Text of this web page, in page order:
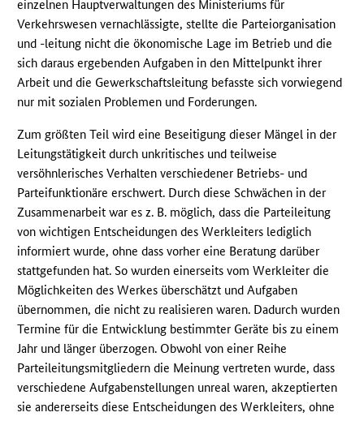
einzelnen Hauptverwaltungen des Ministeriums für
Verkehrswesen vernachlässigte, stellte die Parteiorganisation
und -leitung nicht die ökonomische Lage im Betrieb und die
sich daraus ergebenden Aufgaben in den Mittelpunkt ihrer
Arbeit und die Gewerkschaftsleitung befasste sich vorwiegend
nur mit sozialen Problemen und Forderungen.
Zum größten Teil wird eine Beseitigung dieser Mängel in der
Leitungstätigkeit durch unkritisches und teilweise
versöhnlerisches Verhalten verschiedener Betriebs- und
Parteifunktionäre erschwert. Durch diese Schwächen in der
Zusammenarbeit war es z. B. möglich, dass die Parteileitung
von wichtigen Entscheidungen des Werkleiters lediglich
informiert wurde, ohne dass vorher eine Beratung darüber
stattgefunden hat. So wurden einerseits vom Werkleiter die
Möglichkeiten des Werkes überschätzt und Aufgaben
übernommen, die nicht zu realisieren waren. Dadurch wurden
Termine für die Entwicklung bestimmter Geräte bis zu einem
Jahr und länger überzogen. Obwohl von einer Reihe
Parteileitungsmitgliedern die Meinung vertreten wurde, dass
verschiedene Aufgabenstellungen unreal waren, akzeptierten
sie andererseits diese Entscheidungen des Werkleiters, ohne